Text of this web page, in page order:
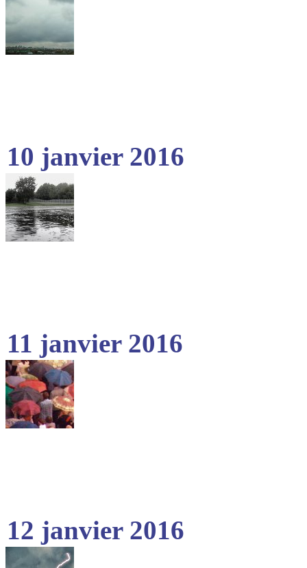
10 janvier 2016
11 janvier 2016
12 janvier 2016